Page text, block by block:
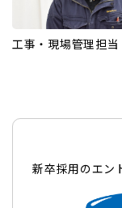
工事・現場管理担当
新卒採用のエン